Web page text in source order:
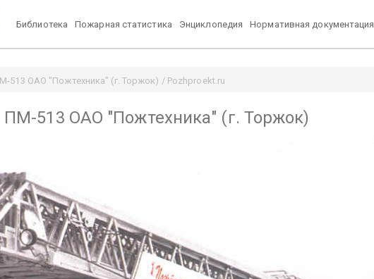
Библиотека Пожарная статистика Энциклопедия Нормативная документация
513 ОАО "Пожтехника" (г. Торжок) / Pozhproekt.ru
513 ОАО "Пожтехника" (г. Торжок)